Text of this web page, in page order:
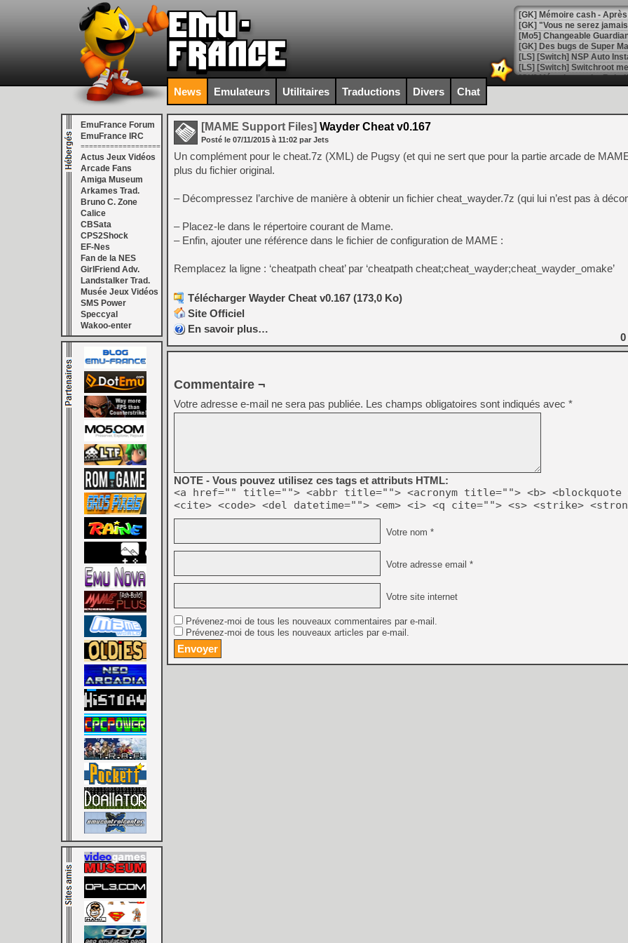
[GK] Mémoire cash -
[GK] "Vous ne serez
[Mo5] Changeable
[GK] Des bugs de Super
[LS] [Switch] NSP Auto
[GK] La saga horrifique
[GK] Le portage de Super
[Mo5] Le jeu de course
[GK] Guillermo del Toro
[GK] Mistfall Hunter : déjà
[GK] Wo Long 2 évolue
[GK] Crossfire : un TPS à
[LS] [PS5] Premiers
[Mo5] DOOM arrive en
[GK] Bethesda fête les 30
[GK] Roblox : l'action en
[GK] Agenda - GeForce
[GK] Devolver Digital en a
[LS] [PS5] ps5-y2jb-
[GK] Pourquoi Marvel
[GK] Test : Restory : Chill
[GK] GTA 6 : Rockstar
[GK] Hot Wheels Infinite
[GK] Mémoire cash -
[GK] Résultats Nintendo :
[GK] Dans ce jeu de
News Emulateurs Utilitaires Traductions Divers Chat
EmuFrance Forum
EmuFrance IRC
===================
Actus Jeux Vidéos
Arcade Fans
Amiga Museum
Arkames Trad.
Bruno C. Zone
Calice
CBSata
CPS2Shock
EF-Nes
Fan de la NES
GirlFriend Adv.
Landstalker Trad.
Musée Jeux Vidéos
SMS Power
Speccyal
Wakoo-enter
[MAME Support Files] Wayder Cheat v0.167
Posté le 07/11/2015 à 11:02 par Jets
Un complément pour le cheat.7z (XML) de Pugsy (et qui ne sert que pour la partie arcade de
plus du fichier original.
– Décompressez l’archive de manière à obtenir un fichier cheat_wayder.7z (qui lui n’est pas à
– Placez-le dans le répertoire courant de Mame.
– Enfin, ajouter une référence dans le fichier de configuration de MAME :
Remplacez la ligne : ‘cheatpath cheat’ par ‘cheatpath cheat;cheat_wayder;cheat_wayder_omake’
Télécharger Wayder Cheat v0.167 (173,0 Ko)
Site Officiel
En savoir plus…
0
Commentaire ¬
Votre adresse e-mail ne sera pas publiée. Les champs obligatoires sont indiqués avec *
NOTE - Vous pouvez utilisez ces tags et attributs HTML:
<a href="" title=""> <abbr title=""> <acronym title=""> <b> <blockquote
<cite> <code> <del datetime=""> <em> <i> <q cite=""> <s> <strike>
Votre nom *
Votre adresse email *
Votre site internet
Prévenez-moi de tous les nouveaux commentaires par e-mail.
Prévenez-moi de tous les nouveaux articles par e-mail.